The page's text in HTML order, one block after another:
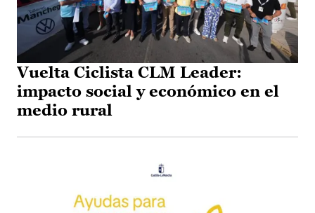
Vuelta Ciclista CLM Leader:
impacto social y económico en el
medio rural